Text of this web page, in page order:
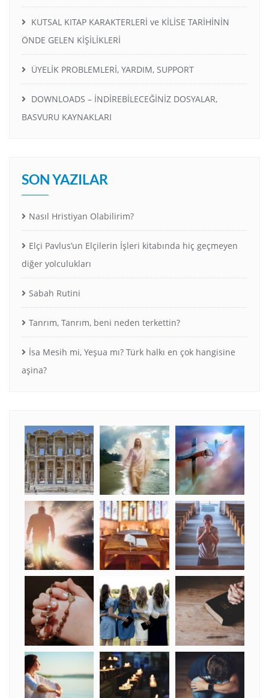
KUTSAL KITAP KARAKTERLERİ ve KİLİSE TARİHİNİN
ÖNDE GELEN KİŞİLİKLERİ
ÜYELİK PROBLEMLERİ, YARDIM, SUPPORT
DOWNLOADS – İNDİREBİLECEĞİNİZ DOSYALAR,
BASVURU KAYNAKLARI
SON YAZILAR
Nasıl Hristiyan Olabilirim?
Elçi Pavlus’un Elçilerin İşleri kitabında hiç geçmeyen
diğer yolculukları
Sabah Rutini
Tanrım, Tanrım, beni neden terkettin?
İsa Mesih mi, Yeşua mı? Türk halkı en çok hangisine
aşina?